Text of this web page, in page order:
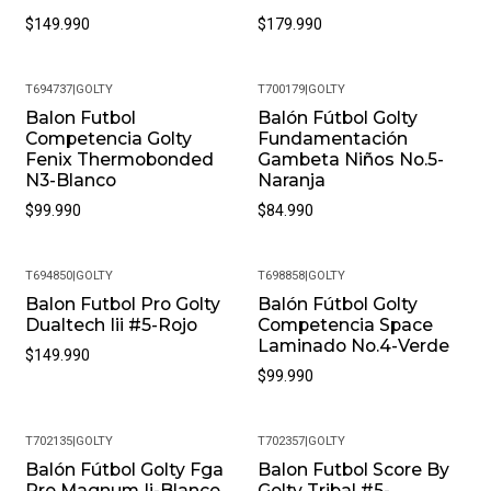
¡Ventajas De Comprar En Pacific Sport Colombia!:
Productos Originales: En Pacific Sport Colombia, Solo
Vendemos Productos Originales, Garantizando La
Autenticidad Y Calidad De Cada Par De Tenis.
Distribuidores Autorizados: Somos Distribuidores
Ofrecerte Las Últimas Tendencias Y Modelos
Exclusivos.
Garantía De 30 Días: Cada Compra Incluye Una Garantía
De 30 Días Por Defectos De Fabricación, Para Que
Compres Con Total Confianza.
Un Servicio Al Cliente De Primera Clase Para Que Tu
$149.990 $179.990
T694737| GOLTY
Balon Futbol
Competencia Golty
Fenix Thermobonded
N3-Blanco
$99.990
T700179 GOLTY
Balón Fútbol Golty
Fundamentación
Gambeta Niños No.5-
Naranja
$84.990
T694850| GOLTY
Balon Futbol Pro Golty
Dualtech Iii #5-Rojo
$149.990
T698858 GOLTY
Balón Fútbol Golty
Competencia Space
Laminado No.4-Verde
$99.990
-10%
T702135| GOLTY
Balón Fútbol Golty Fga
-13%
T702357 GOLTY
Balon Futbol Score By